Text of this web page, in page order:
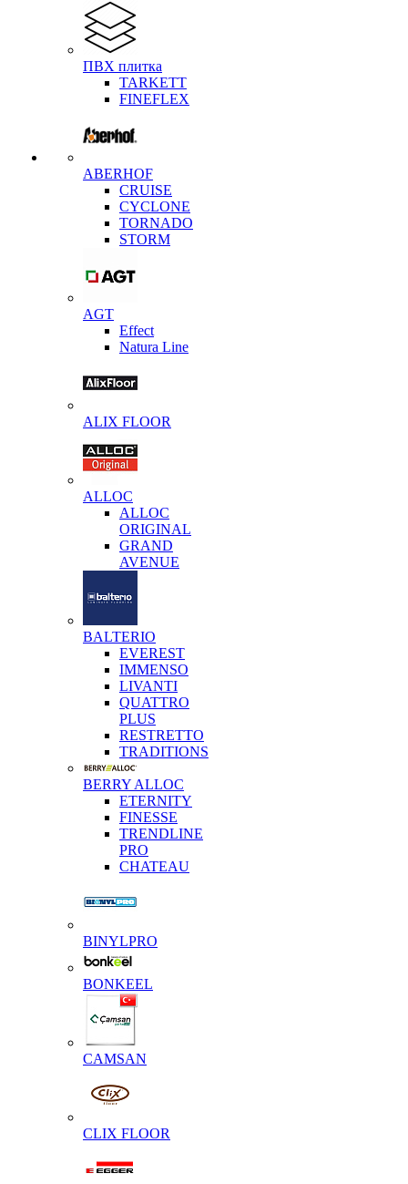
ПВХ плитка
TARKETT
FINEFLEX
ABERHOF
CRUISE
CYCLONE
TORNADO
STORM
AGT
Effect
Natura Line
ALIX FLOOR
ALLOC
ALLOC
ORIGINAL
GRAND
AVENUE
BALTERIO
EVEREST
IMMENSO
LIVANTI
QUATTRO
PLUS
RESTRETTO
TRADITIONS
BERRY ALLOC
ETERNITY
FINESSE
TRENDLINE
PRO
CHATEAU
BINYLPRO
BONKEEL
CAMSAN
CLIX FLOOR